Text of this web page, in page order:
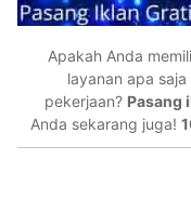
Apakah Anda
layanan apa
pekerjaan? Pasang
Anda sekarang juga!